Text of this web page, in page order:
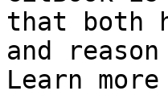
that both
and
Learn